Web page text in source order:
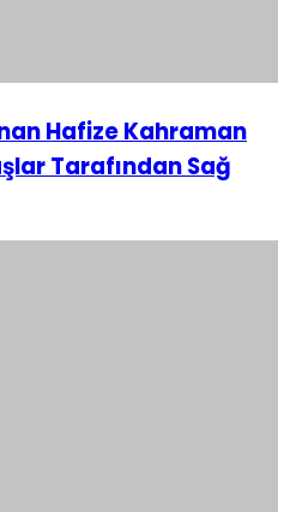
Hafize Kahraman
Tarafından Sağ